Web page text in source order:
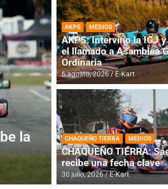
la
DESTACADA INFORME CENTRAL
RMC BUENOS
histórica en
4 agosto, 2026 E-Kart
AKPS MEDIOS
AKPS: Intervino la IGJ
el llamado a Asamblea
Ordinaria
6 agosto, 2026 E-Kart
CHAQUEÑO TIERRA MEDIOS
CHAQUEÑO TIERRA:
recibe una fecha clave
30 julio, 2026 E-Kart